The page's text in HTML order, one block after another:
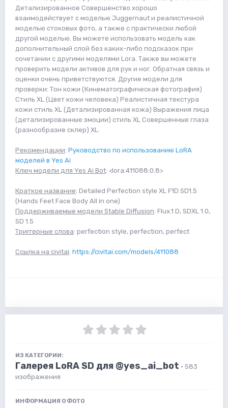
Детализированное Совершенство хорошо
взаимодействует с моделью Juggernaut и реалистичной
моделью стоковых фото, а также с практически любой
другой моделью. Вы можете использовать модель как
дополнительный слой без каких-либо подсказок при
сочетании с другими моделями Lora. Также вы можете
проверить модели активов для рук и ног. Обратная связь и
оценки очень приветствуются. Другие модели для
проверки: Тон кожи (Кинематографическая фотография)
Стиль XL (Цвет кожи человека) Реалистичная текстура
кожи стиль XL (Детализированная кожа) Выражения лица
(детализированные эмоции) стиль XL Совершенные глаза
(разнообразие склер) XL.
Рекомендации: Руководство по использованию LoRA
моделей в Yes Ai
Ключ модели для Yes Ai Bot: <lora:411088:0.8>
Краткое название: Detailed Perfection style XL F1D SD1.5
(Hands Feet Face Body All in one)
Поддерживаемые модели Stable Diffusion: Flux.1 D, SDXL 1.0,
SD 1.5
Триггерные слова: perfection style, perfection, perfect
Ссылка на civitai: https://civitai.com/models/411088
ИЗ КАТЕГОРИИ:
Галерея LoRA SD для @yes_ai_bot · 583
изображения
ИНФОРМАЦИЯ О ФОТО